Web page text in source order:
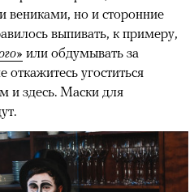
но и сторонние
выпивать, к примеру,
или обдумывать за
откажитесь угоститься
и здесь. Маски для